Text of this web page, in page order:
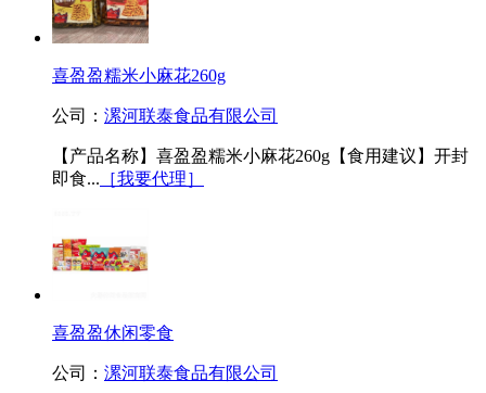
喜盈盈糯米小麻花260g
公司： 漯河联泰食品有限公司
【产品名称】喜盈盈糯米小麻花260g【食用建议】开封
即食... ［我要代理］
喜盈盈休闲零食
公司： 漯河联泰食品有限公司